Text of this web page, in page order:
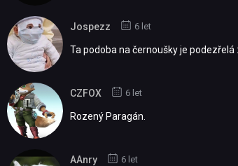
Jospezz 6 let
Ta podoba na černoušky je
CZFOX 6 let
Rozený Paragán.
AAnry 6 let